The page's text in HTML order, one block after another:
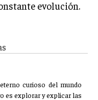
evolución.
curioso del mundo
es explorar y explicar las